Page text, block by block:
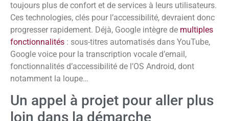
toujours plus de confort et de services à leurs utilisateurs.
Ces technologies, clés pour l’accessibilité, devraient donc
progresser rapidement. Déjà, Google intègre de multiples
fonctionnalités : sous-titres automatisés dans YouTube,
Google voice pour la transcription vocale d’email,
fonctionnalités d’accessibilité de l’OS Android, dont
notamment la loupe…
Un appel à projet pour aller plus
loin dans la démarche